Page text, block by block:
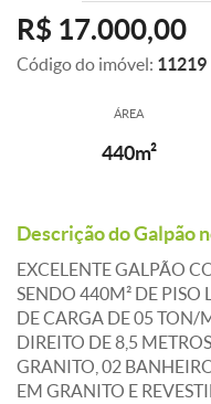
R$ 17.000,00
Código do imóvel: 11219
ÁREA
440m²
Descrição do Galpão
EXCELENTE GALPÃO
SENDO 440M² DE
DE CARGA DE 05 TON/
DIREITO DE 8,5
GRANITO, 02
EM GRANITO E